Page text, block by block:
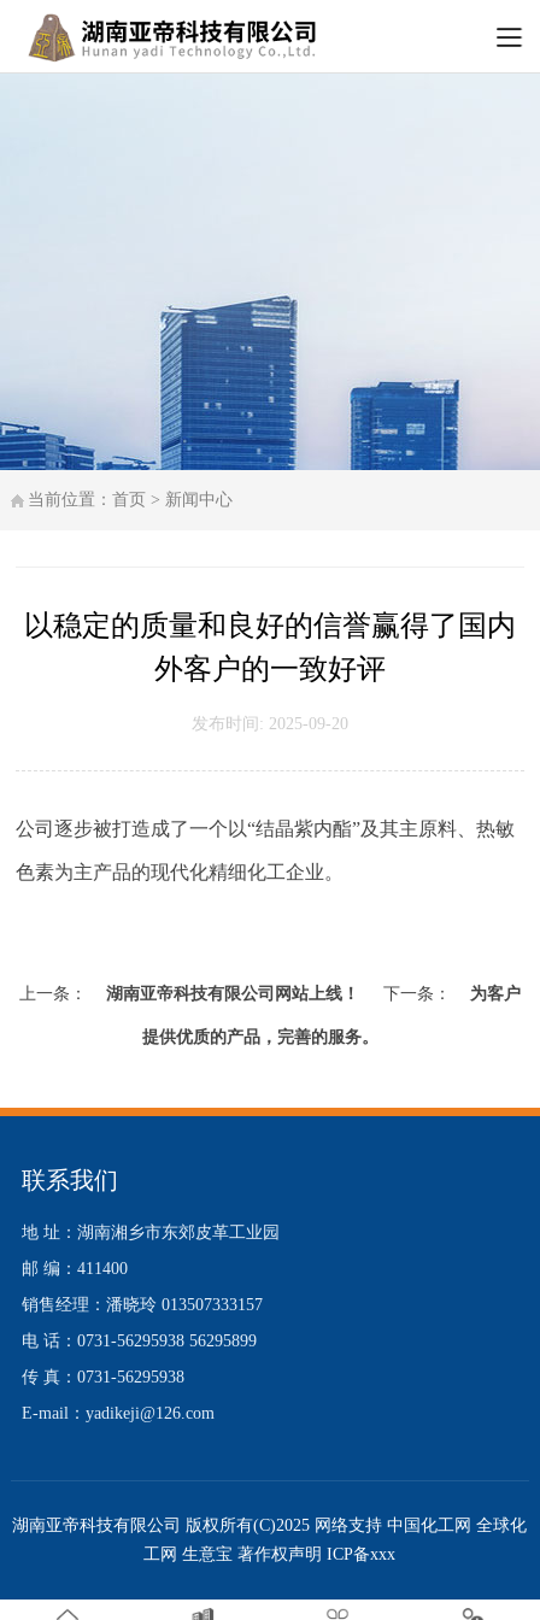
当前位置：首页 > 新闻中心
以稳定的质量和良好的信誉赢得了国内
外客户的一致好评
发布时间: 2025-09-20
公司逐步被打造成了一个以“结晶紫内酯”及其主原料、热敏
色素为主产品的现代化精细化工企业。
上一条： 湖南亚帝科技有限公司网站上线！ 下一条： 为客户
提供优质的产品，完善的服务。
联系我们
地 址：湖南湘乡市东郊皮革工业园
邮 编：411400
销售经理：潘晓玲 013507333157
电 话：0731-56295938 56295899
传 真：0731-56295938
E-mail：yadikeji@126.com
湖南亚帝科技有限公司 版权所有(C)2025 网络支持中国化工网 全球化
工网 生意宝 著作权声明ICP备xxx